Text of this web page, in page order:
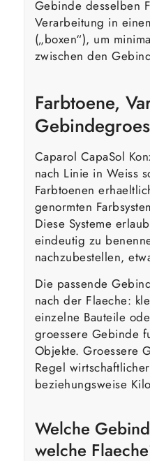
Gebinde desselben
Verarbeitung in
(„boxen“), um
zwischen den
Farbtoene,
Caparol CapaSol
nach Linie in Weiss
Farbtoenen
genormten
Diese Systeme
eindeutig zu
nachzubestellen,
Die passende
nach der Flaeche:
einzelne Bauteile
groessere Gebinde
Objekte. Groessere
Regel
beziehungsweise
Welche
welche